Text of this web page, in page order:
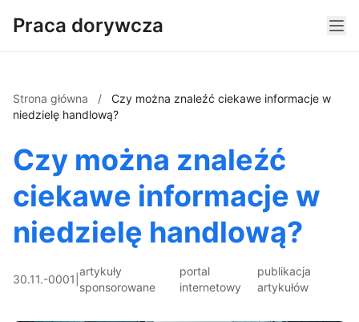
Praca dorywcza
Strona główna /
Czy można znaleźć ciekawe informacje w
niedzielę handlową?
Czy można znaleźć
ciekawe informacje w
niedzielę handlową?
30.11.-0001
artykuły
sponsorowane
portal
internetowy
publikacja
artykułów